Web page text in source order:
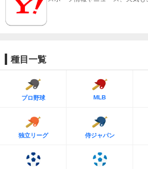
種目一覧
プロ野球 MLB
独立リーグ 侍ジャパン